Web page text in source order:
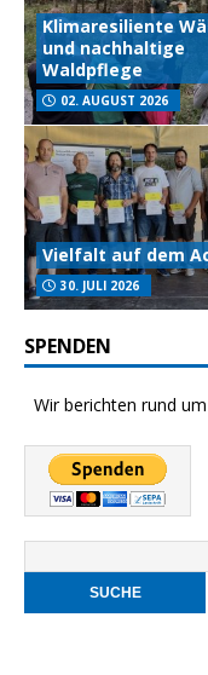
Klimaresiliente
und nachhaltige
Waldpflege
02. AUGUST 2026
Vielfalt auf dem
30. JULI 2026
SPENDEN
Wir berichten rund